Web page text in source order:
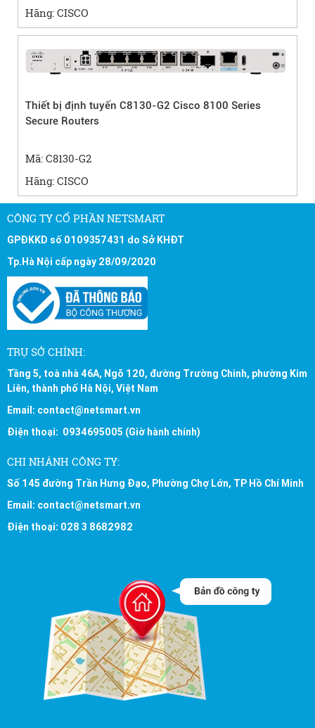
Hãng: CISCO
Thiết bị định tuyến C8130-G2 Cisco 8100 Series
Secure Routers
Mã: C8130-G2
Hãng: CISCO
CÔNG TY CỔ PHẦN NETSMART
GPĐKKD số 0109357431 do Sở KHĐT
Tp.Hà Nội cấp ngày 28/09/2020
TRỤ SỞ CHÍNH:
Tầng 5, toà nhà 46A, Ngõ 120, đường Trường Chinh, phường Kim
Liên, thành phố Hà Nội, Việt Nam
Email: contact@netsmart.vn
Điện thoại: 0934695005 (Giờ hành chính)
CHI NHÁNH CÔNG TY:
Số 145 đường Trần Hưng Đạo, Phường Chợ Lớn, TP Hồ Chí Minh
Email: contact@netsmart.vn
Điện thoại: 028 3 8682982